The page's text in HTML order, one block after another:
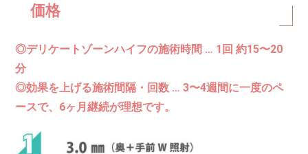
価格
◎デリケートゾーンハイフの施術時間 … 1回 約15〜20
分
◎効果を上げる施術間隔・回数 … 3〜4週間に一度のペ
ースで、6ヶ月継続が理想です。